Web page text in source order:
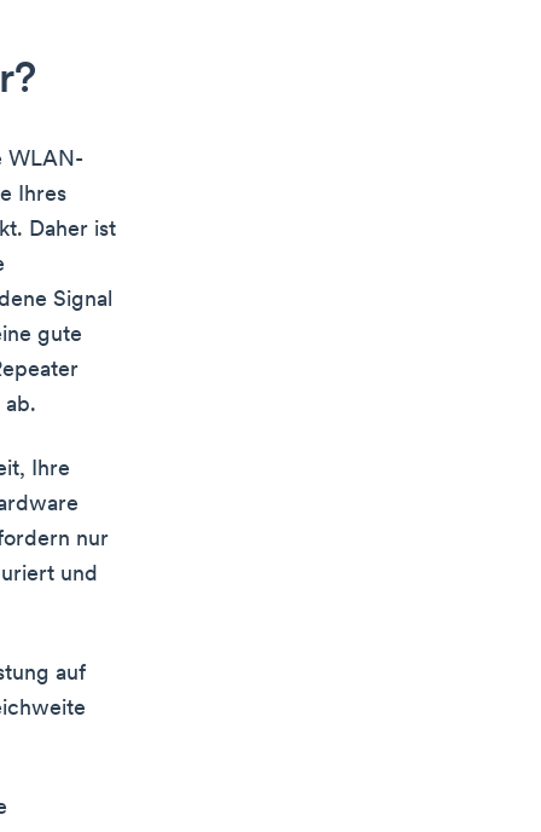
WLAN-
Ihres
Daher ist
Signal
gute
ab.
Ihre
nur
und
auf